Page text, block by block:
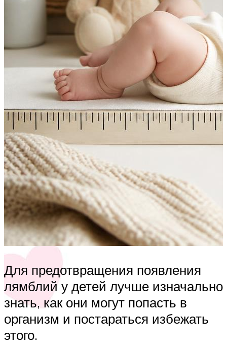
Для предотвращения появления
лямблий у детей лучше изначально
знать, как они могут попасть в
организм и постараться избежать
этого.